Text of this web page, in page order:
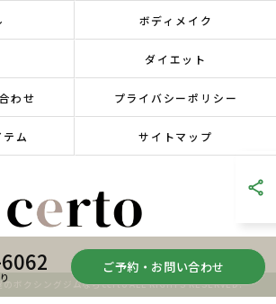
ご予約・お問い合わせ
ボディメイク
ダイエット
わせ プライバシーポリシー
ム サイトマップ
のボクシングジムならcerto ALL RIGHTS RESERVED.